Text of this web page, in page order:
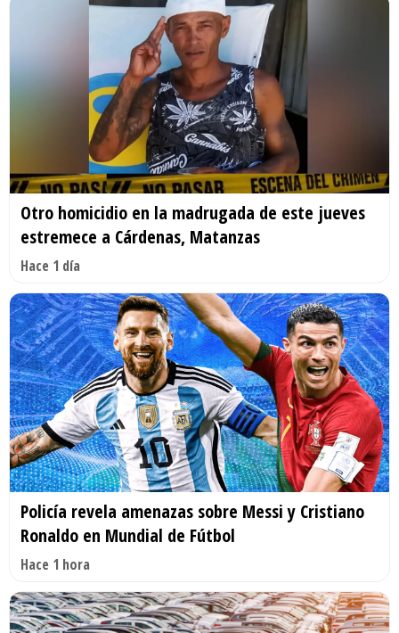
Otro homicidio en la madrugada de este jueves
estremece a Cárdenas, Matanzas
Hace 1 día
Policía revela amenazas sobre Messi y Cristiano
Ronaldo en Mundial de Fútbol
Hace 1 hora